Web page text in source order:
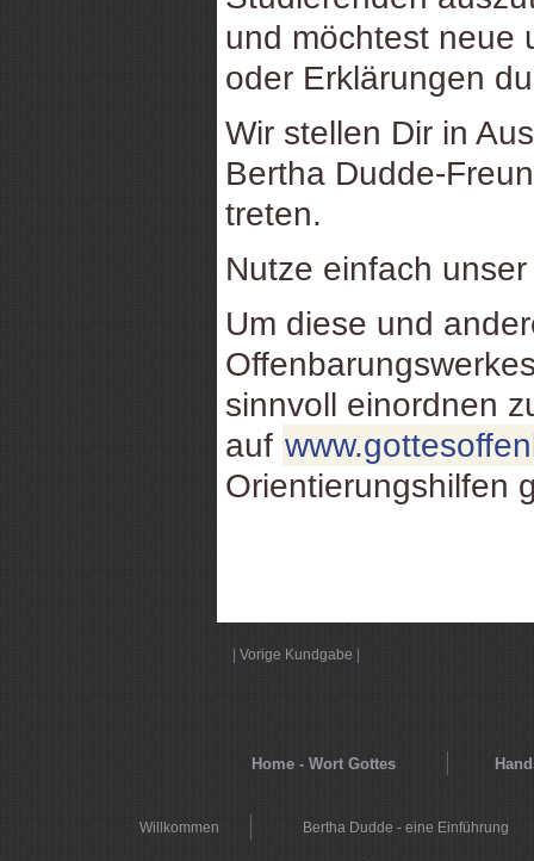
und möchtest neue
oder Erklärungen
Wir stellen Dir in
Bertha Dudde-
treten.
Nutze einfach
Um diese und
sinnvoll einordnen
auf
Orientierungshilfen
Vorige Kundgabe
Home - Wort Gottes
Willkommen Bertha Dudde - eine Einführung